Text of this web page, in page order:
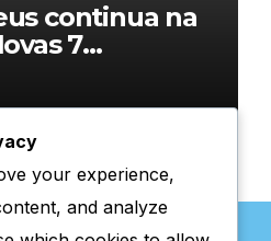
continua na
7
Portugal
your experience,
and analyze